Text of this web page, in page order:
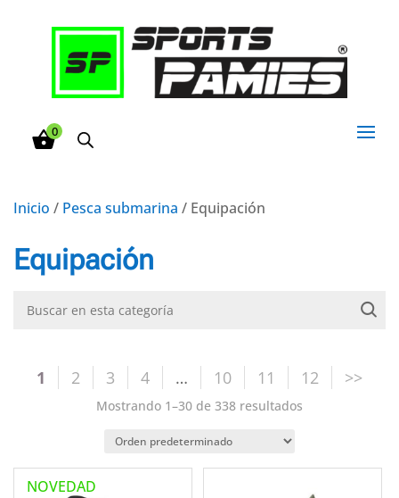
0
Inicio / Pesca submarina / Equipación
Equipación
1 2 3 4 … 10 11 12
Mostrando 1–30 de 338 resultados
NOVEDAD